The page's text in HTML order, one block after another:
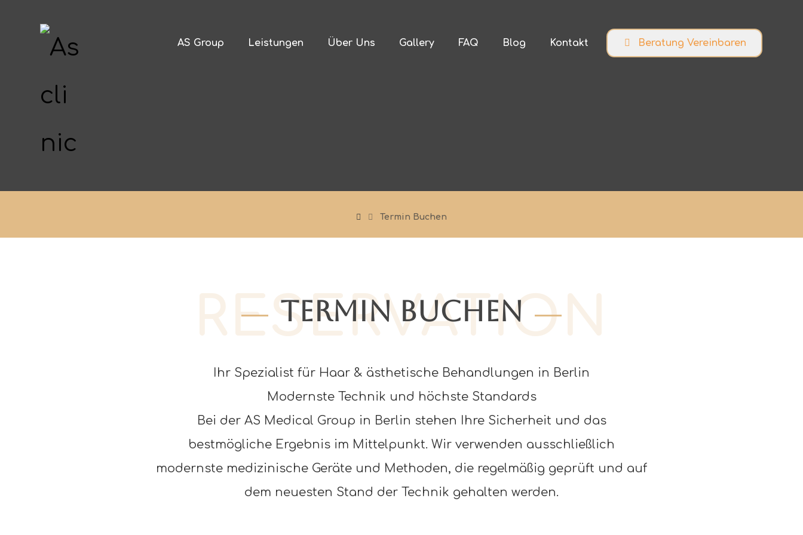
Beratung Vereinbaren
AS Group Leistungen Über Uns Gallery FAQ Blog Kontakt
Termin Buchen
RESERVATION
Termin Buchen
Ihr Spezialist für Haar & ästhetische Behandlungen in Berlin
Modernste Technik und höchste Standards
Bei der AS Medical Group in Berlin stehen Ihre Sicherheit und das
bestmögliche Ergebnis im Mittelpunkt. Wir verwenden ausschließlich
modernste medizinische Geräte und Methoden, die regelmäßig geprüft und auf
dem neuesten Stand der Technik gehalten werden.
Unser Team wird Sie innerhalb von 24 Stunden kontaktieren, um Ihre kostenlose Beratung zu vereinbaren.
Beratung Vereinbaren